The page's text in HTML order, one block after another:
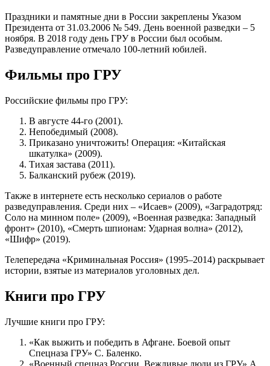
Праздники и памятные дни в России закреплены Указом
Президента от 31.03.2006 № 549. День военной разведки – 5
ноября. В 2018 году день ГРУ в России был особым.
Разведуправление отмечало 100-летний юбилей.
Фильмы про ГРУ
Российские фильмы про ГРУ:
В августе 44-го (2001).
Непобедимый (2008).
Приказано уничтожить! Операция: «Китайская
шкатулка» (2009).
Тихая застава (2011).
Балканский рубеж (2019).
Также в интернете есть несколько сериалов о работе
разведуправления. Среди них – «Исаев» (2009), «Заградотряд:
Соло на минном поле» (2009), «Военная разведка: Западный
фронт» (2010), «Смерть шпионам: Ударная волна» (2012),
«Шифр» (2019).
Телепередача «Криминальная Россия» (1995–2014) раскрывает
истории, взятые из материалов уголовных дел.
Книги про ГРУ
Лучшие книги про ГРУ:
«Как выжить и победить в Афгане. Боевой опыт
Спецназа ГРУ» С. Баленко.
«Военный спецназ России. Вежливые люди из ГРУ» А.